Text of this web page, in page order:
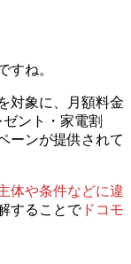
すね。
対象に、月額料金
ント・家電割
ーンが提供されて
体や条件などに違
することでドコモ